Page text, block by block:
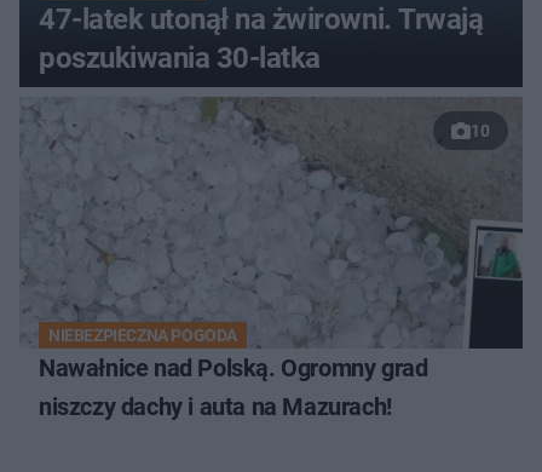
47-latek utonął na żwirowni. Trwają
poszukiwania 30-latka
10
NIEBEZPIECZNA POGODA
Nawałnice nad Polską. Ogromny grad
niszczy dachy i auta na Mazurach!